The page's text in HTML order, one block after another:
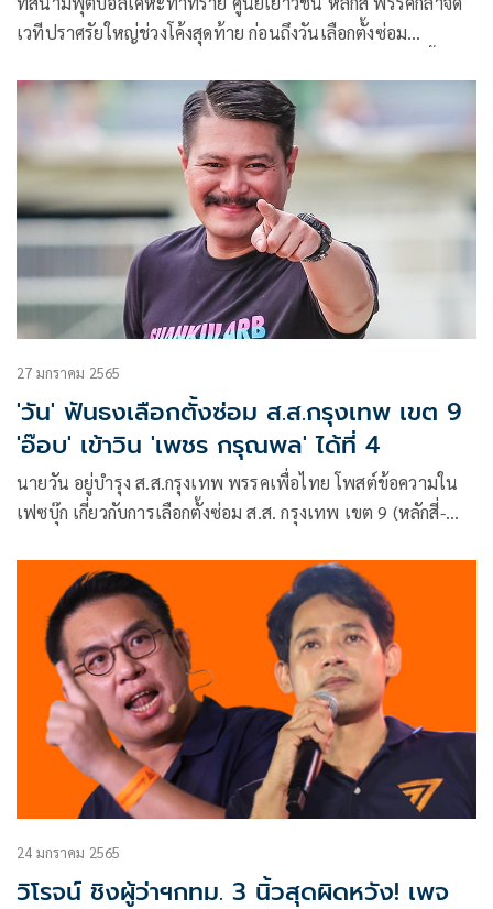
เวทีปราศรัยใหญ่ช่วงโค้งสุดท้าย ก่อนถึงวันเลือกตั้งซ่อม
27 มกราคม 2565
'วัน' ฟันธงเลือกตั้งซ่อม ส.ส.กรุงเทพ เขต 9
'อ๊อบ' เข้าวิน 'เพชร กรุณพล' ได้ที่ 4
นายวัน อยู่บำรุง ส.ส.กรุงเทพ พรรคเพื่อไทย โพสต์ข้อความใน
เฟซบุ๊ก เกี่ยวกับการเลือกตั้งซ่อม ส.ส. กรุงเทพ เขต 9 (หลักสี่-
24 มกราคม 2565
วิโรจน์ ชิงผู้ว่าฯกทม. 3 นิ้วสุดผิดหวัง! เพจ